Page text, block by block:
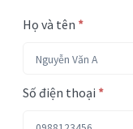
Họ và tên *
Số điện thoại *